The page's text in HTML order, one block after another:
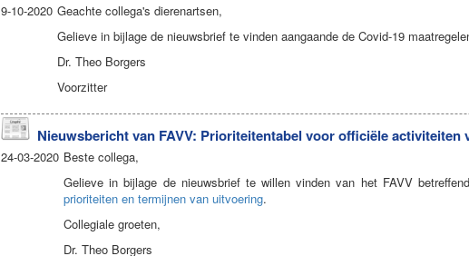
Geachte collega's dierenartsen,
Gelieve in bijlage de nieuwsbrief te vinden aangaande de Covid-19
Dr. Theo Borgers
Voorzitter
9-10-2020
Nieuwsbericht van FAVV: Prioriteitentabel voor officiële activiteiten
Beste collega,
Gelieve in bijlage de nieuwsbrief te willen vinden van het FAVV
prioriteiten en termijnen van uitvoering.
Collegiale groeten,
Dr. Theo Borgers
24-03-2020